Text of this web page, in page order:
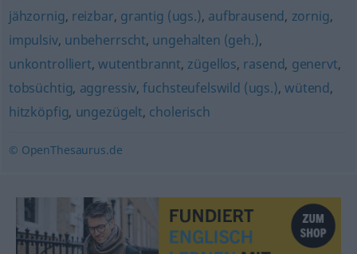
jähzornig, reizbar, grantig (ugs.), aufbrausend, zornig,
impulsiv, unbeherrscht, ungehalten (geh.),
unkontrolliert, wutentbrannt, zügellos, rasend, genervt,
tobsüchtig, aggressiv,fuchsteufelswild (ugs.),wütend,
hitzköpfig, ungezügelt, cholerisch
© OpenThesaurus.de